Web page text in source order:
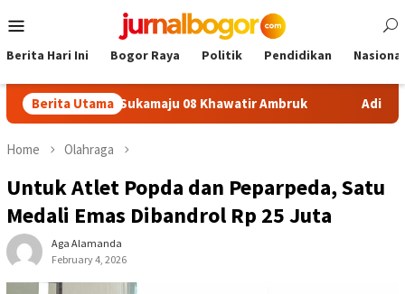
to
Menu
Berita Hari Ini Bogor Raya Politik Pendidikan Nasional
Berita Utama
SDN Sukamaju 08 Khawatir Ambruk Adira Expo
Home Olahraga
Untuk Atlet Popda dan Peparpeda, Satu
Medali Emas Dibandrol Rp 25 Juta
Aga Alamanda
February 4, 2026